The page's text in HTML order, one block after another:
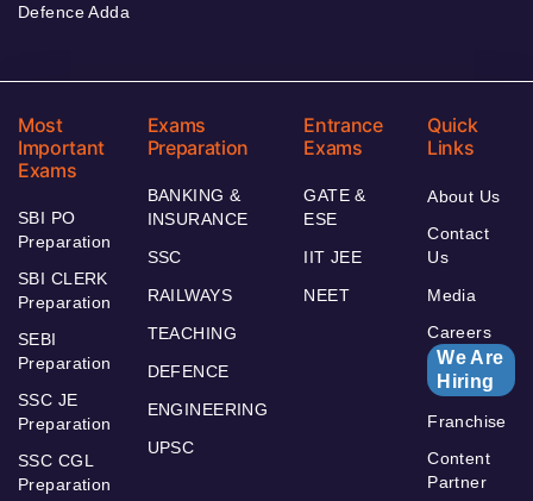
Defence Adda
Most
Important
Exams
SBI PO
Preparation
SBI CLERK
Preparation
SEBI
Preparation
SSC JE
Preparation
SSC CGL
Preparation
Exams
Preparation
BANKING &
INSURANCE
SSC
RAILWAYS
TEACHING
DEFENCE
ENGINEERING
UPSC
Entrance
Exams
GATE &
ESE
IIT JEE
NEET
Quick
Links
About Us
Contact
Us
Media
Careers
We Are
Hiring
Franchise
Content
Partner